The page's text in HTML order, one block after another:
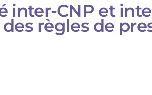
inter-CNP et
règles de